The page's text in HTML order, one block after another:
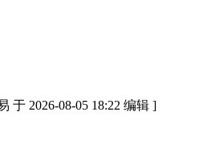
于 2026-08-05 18:22 编辑 ]